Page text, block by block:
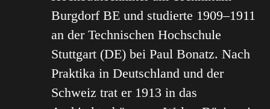
Burgdorf BE und studierte 1909–1911
an der Technischen Hochschule
Stuttgart (DE) bei Paul Bonatz. Nach
Praktika in Deutschland und der
Schweiz trat er 1913 in das